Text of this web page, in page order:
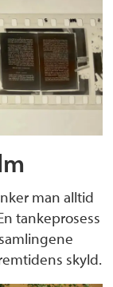
man alltid
tankeprosess
skyld.